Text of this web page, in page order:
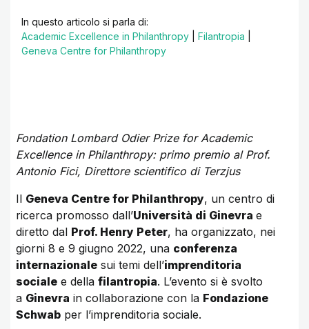
In questo articolo si parla di:
Academic Excellence in Philanthropy
Filantropia
Geneva Centre for Philanthropy
Fondation Lombard Odier Prize for Academic
Excellence in Philanthropy: primo premio al Prof.
Antonio Fici, Direttore scientifico di Terzjus
Il Geneva Centre for Philanthropy, un centro di
ricerca promosso dall’Università di Ginevra e
diretto dal Prof. Henry Peter, ha organizzato, nei
giorni 8 e 9 giugno 2022, una conferenza
internazionale sui temi dell’imprenditoria
sociale e della filantropia. L’evento si è svolto
a Ginevra in collaborazione con la Fondazione
Schwab per l’imprenditoria sociale.